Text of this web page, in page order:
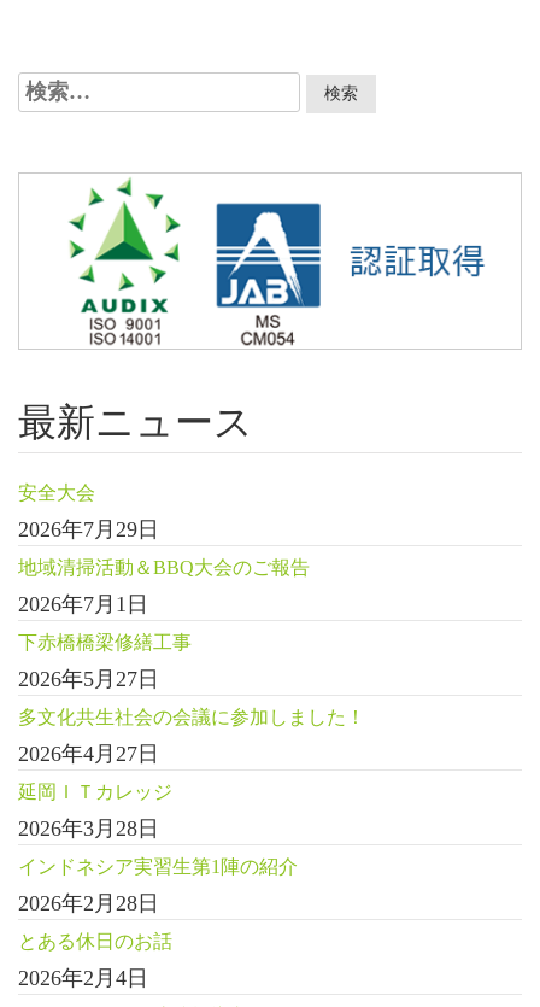
検
索:
最新ニュース
安全大会
2026年7月29日
地域清掃活動＆BBQ大会のご報告
2026年7月1日
下赤橋橋梁修繕工事
2026年5月27日
多文化共生社会の会議に参加しました！
2026年4月27日
延岡ＩＴカレッジ
2026年3月28日
インドネシア実習生第1陣の紹介
2026年2月28日
とある休日のお話
2026年2月4日